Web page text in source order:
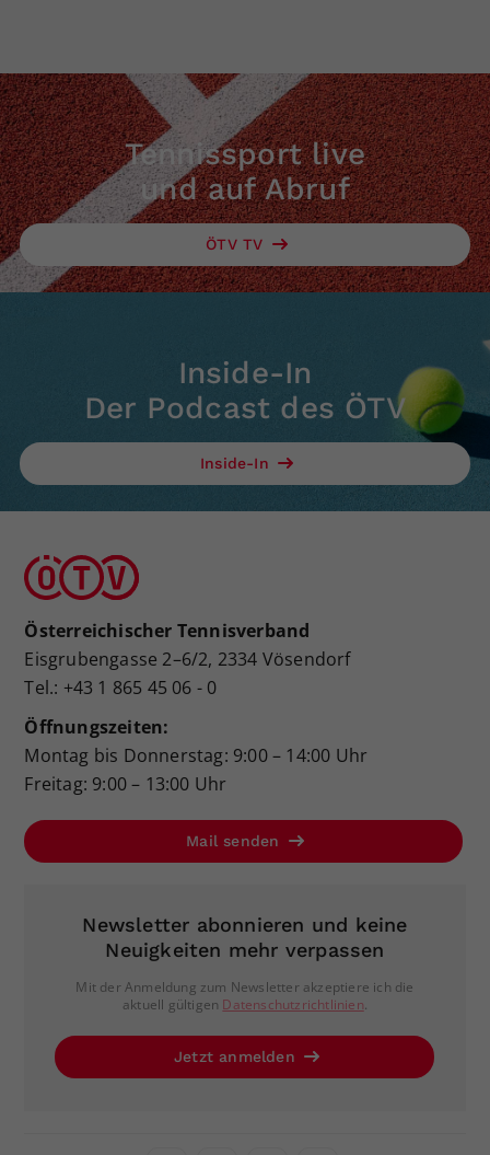
Tennissport live
und auf Abruf
ÖTV TV
Inside-In
Der Podcast des ÖTV
Inside-In
Österreichischer Tennisverband
Eisgrubengasse 2–6/2, 2334 Vösendorf
Tel.: +43 1 865 45 06 - 0
Öffnungszeiten:
Montag bis Donnerstag: 9:00 – 14:00 Uhr
Freitag: 9:00 – 13:00 Uhr
Mail senden
Newsletter abonnieren und keine
Neuigkeiten mehr verpassen
Mit der Anmeldung zum Newsletter akzeptiere ich die
aktuell gültigen Datenschutzrichtlinien.
Jetzt anmelden